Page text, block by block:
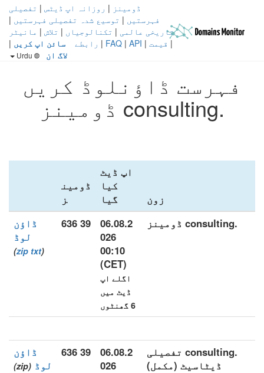
ڈومینز | روزانہ اپ ڈیٹس | تفصیلی
فہرستیں | توسیع شدہ تفصیلی فہرستیں |
تاریخی عالمی | تکنالوجیاں | تلاش | مانیٹر
| قیمت |
FAQ | API
| رابطے سائن اپ کریں |
لاگ ان
فہرست ڈاؤنلوڈ کریں
.consulting ڈومینز
زون
اپ ڈیٹ
کیا
گیا
ڈومین
ز
.consulting ڈومینز
06.08.2
026
00:10
(CET)
اگلے اپ
ڈیٹ میں
6 گھنٹوں
39 636
ڈاؤن
لوڈ
(
zip txt
)
.consulting تفصیلی
ڈیٹاسیٹ (مکمل)
06.08.2
026
39 636
ڈاؤن
لوڈ (zip)